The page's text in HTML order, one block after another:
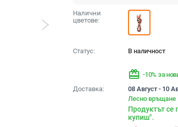
Налични
цветове:
Статус: В наличност
redeem -10% за
Доставка:
08 Август - 10
Лесно връщане
Продуктът се
купиш".